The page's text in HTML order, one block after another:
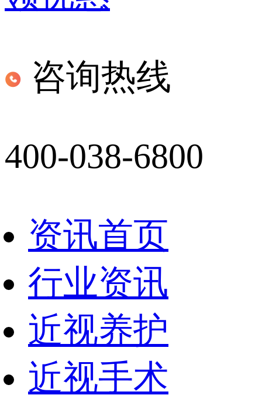
咨询热线
400-038-6800
资讯首页
行业资讯
近视养护
近视手术